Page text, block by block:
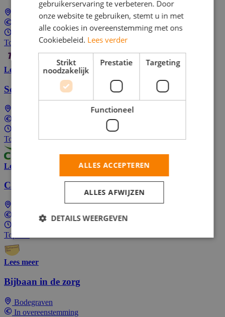
Landelijk (dus ook bij jou in de buurt)
Tussen €13,50 en €17,00 per uur
1 - 40 uur per week
Top Job
Lees meer
Schoonmaak Medewerker
Landelijk (dus ook bij jou in de buurt)
Tussen €14,39 en €18,62 per uur
Top Job
Lees meer
Callcenter medewerker bij Butternut Box
Landelijk (dus ook bij jou in de buurt)
€17,91 per uur
Top Job
Lees meer
Bijbaan in de zorg
Bodegraven
In overeenstemming
gebruikerservaring te verbeteren. Door
onze website te gebruiken, stemt u in met
alle cookies in overeenstemming met ons
Cookiebeleid. Lees verder
Strikt
noodzakelijk
Prestatie Targeting
Functioneel
ALLES ACCEPTEREN
ALLES AFWIJZEN
DETAILS WEERGEVEN